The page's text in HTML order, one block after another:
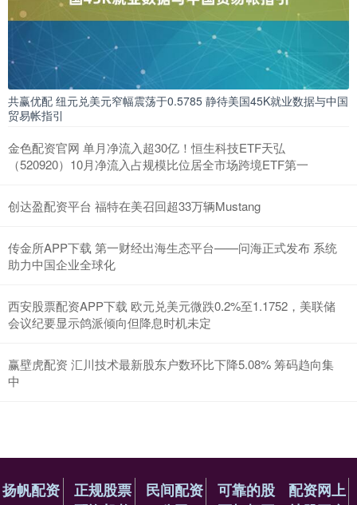
共赢优配 纽元兑美元窄幅震荡于0.5785 静待美国45K就业数据与中国
贸易帐指引
金色配资官网 单月净流入超30亿！恒生科技ETF天弘
（520920）10月净流入占规模比位居全市场跨境ETF第一
创达盈配资平台 福特在美召回超33万辆Mustang
传金所APP下载 第一财经出海生态平台——问海正式发布 系统
助力中国企业全球化
西安股票配资APP下载 欧元兑美元微跌0.2%至1.1752，美联储
会议纪要显示鸽派倾向但降息时机未定
赢壁虎配资 汇川技术最新股东户数环比下降5.08% 筹码趋向集
中
扬帆配资
正规股票
民间配资
可靠的股
配资网上